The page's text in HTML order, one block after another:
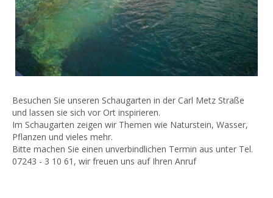
Besuchen Sie unseren Schaugarten in der Carl Metz Straße
und lassen sie sich vor Ort inspirieren.
Im Schaugarten zeigen wir Themen wie Naturstein, Wasser,
Pflanzen und vieles mehr.
Bitte machen Sie einen unverbindlichen Termin aus unter Tel.
07243 - 3 10 61, wir freuen uns auf Ihren Anruf